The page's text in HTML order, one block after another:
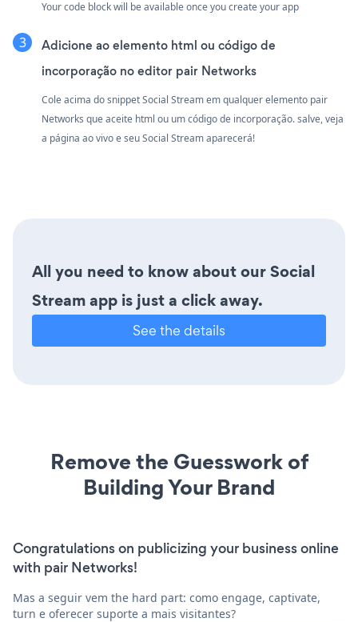
Your code block will be available once you create your app
Adicione ao elemento html ou código de
incorporação no editor pair Networks
Cole acima do snippet Social Stream em qualquer elemento pair
Networks que aceite html ou um código de incorporação. salve, veja
a página ao vivo e seu Social Stream aparecerá!
All you need to know about our Social
Stream app is just a click away.
See the details
Remove the Guesswork of
Building Your Brand
Congratulations on publicizing your business online
with pair Networks!
Mas a seguir vem the hard part: como engage, captivate,
turn e oferecer suporte a mais visitantes?